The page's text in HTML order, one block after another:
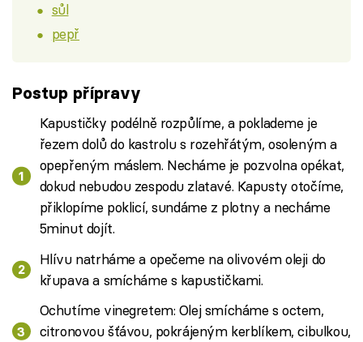
sůl
pepř
Postup přípravy
Kapustičky podélně rozpůlíme, a poklademe je
řezem dolů do kastrolu s rozehřátým, osoleným a
opepřeným máslem. Necháme je pozvolna opékat,
dokud nebudou zespodu zlatavé. Kapusty otočíme,
přiklopíme poklicí, sundáme z plotny a necháme
5minut dojít.
Hlívu natrháme a opečeme na olivovém oleji do
křupava a smícháme s kapustičkami.
Ochutíme vinegretem: Olej smícháme s octem,
citronovou šťávou, pokrájeným kerblíkem, cibulkou,